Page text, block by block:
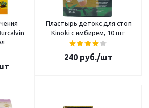
Пластырь детокс для стоп
Kinoki с имбирем, 10 шт
240 руб./шт